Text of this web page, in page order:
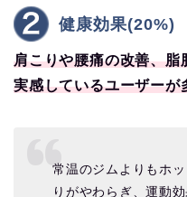
健康効果(20%)
肩こりや腰痛の改善、脂
実感しているユーザーが
常温のジムよりもホ
りがやわらぎ、運動